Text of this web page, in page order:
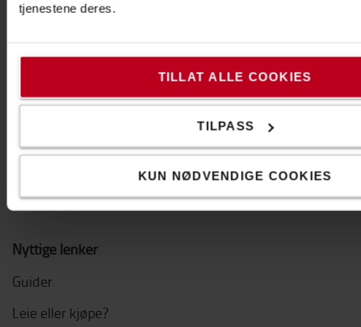
tjenestene deres.
TILLAT ALLE COOKIES
TILPASS
KUN NØDVENDIGE COOKIES
PR og Nyheter
Toyota Production System
The Toyota Way
Jobb i Toyota
Nyttige lenker
Guider
Leie eller kjøpe?